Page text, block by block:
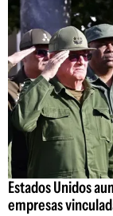
Estados Unidos
empresas